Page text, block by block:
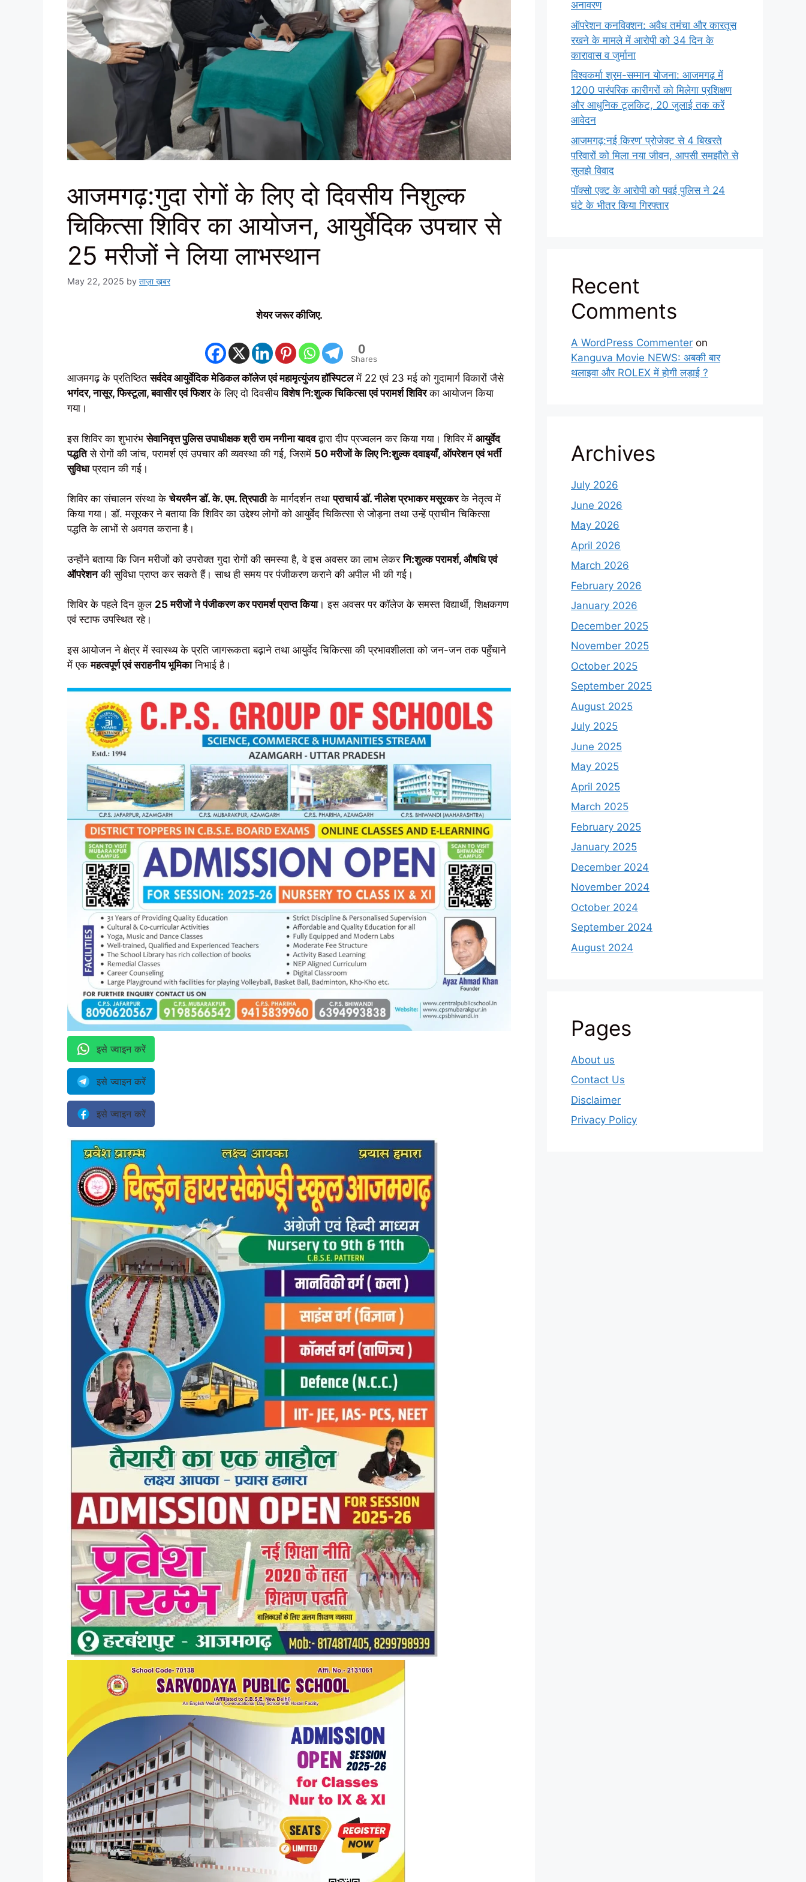
आजमगढ़:गुदा रोगों के लिए दो दिवसीय निशुल्क
चिकित्सा शिविर का आयोजन, आयुर्वेदिक उपचार से
25 मरीजों ने लिया लाभस्थान
May 22, 2025 by ताज़ा ख़बर
शेयर जरूर कीजिए.
0
Shares
आजमगढ़ के प्रतिष्ठितसर्वदेव आयुर्वेदिक मेडिकल कॉलेज एवं महामृत्युंजय हॉस्पिटलमें 22 एवं 23 मई को गुदामार्ग विकारों जैसे
भगंदर, नासूर, फिस्टूला, बवासीर एवं फिशरके लिए दो दिवसीयविशेष नि:शुल्क चिकित्सा एवं परामर्श शिविरका आयोजन किया
गया।
इस शिविर का शुभारंभसेवानिवृत्त पुलिस उपाधीक्षक श्री राम नगीना यादवद्वारा दीप प्रज्वलन कर किया गया। शिविर में आयुर्वेद
पद्धतिसे रोगों की जांच, परामर्श एवं उपचार की व्यवस्था की गई, जिसमें 50 मरीजों के लिए नि:शुल्क दवाइयाँ, ऑपरेशन एवं भर्ती
सुविधाप्रदान की गई।
शिविर का संचालन संस्था केचेयरमैन डॉ. के. एम. त्रिपाठीके मार्गदर्शन तथाप्राचार्य डॉ. नीलेश प्रभाकर मसूरकरके नेतृत्व में
किया गया। डॉ. मसूरकर ने बताया कि शिविर का उद्देश्य लोगों को आयुर्वेद चिकित्सा से जोड़ना तथा उन्हें प्राचीन चिकित्सा
पद्धति के लाभों से अवगत कराना है।
उन्होंने बताया कि जिन मरीजों को उपरोक्त गुदा रोगों की समस्या है, वे इस अवसर का लाभ लेकरनि:शुल्क परामर्श, औषधि एवं
ऑपरेशनकी सुविधा प्राप्त कर सकते हैं। साथ ही समय पर पंजीकरण कराने की अपील भी की गई।
शिविर के पहले दिन कुल 25 मरीजों ने पंजीकरण कर परामर्श प्राप्त किया। इस अवसर पर कॉलेज के समस्त विद्यार्थी, शिक्षकगण
एवं स्टाफ उपस्थित रहे।
इस आयोजन ने क्षेत्र में स्वास्थ्य के प्रति जागरूकता बढ़ाने तथा आयुर्वेद चिकित्सा की प्रभावशीलता को जन-जन तक पहुँचाने
में एकमहत्वपूर्ण एवं सराहनीय भूमिकानिभाई है।
इसे ज्वाइन करें
इसे ज्वाइन करें
इसे ज्वाइन करें
अनावरण
ऑपरेशन कनविक्शन: अवैध तमंचा और कारतूस
रखने के मामले में आरोपी को 34 दिन के
कारावास व जुर्माना
विश्वकर्मा श्रम-सम्मान योजना: आजमगढ़ में
1200 पारंपरिक कारीगरों को मिलेगा प्रशिक्षण
और आधुनिक टूलकिट, 20 जुलाई तक करें
आवेदन
आजमगढ़:नई किरण’ प्रोजेक्ट से 4 बिखरते
परिवारों को मिला नया जीवन, आपसी समझौते से
सुलझे विवाद
पॉक्सो एक्ट के आरोपी को पवई पुलिस ने 24
घंटे के भीतर किया गिरफ्तार
Recent
Comments
A WordPress Commenter on
Kanguva Movie NEWS: अबकी बार
थलाइवा और ROLEX में होगी लड़ाई ?
Archives
July 2026
June 2026
May 2026
April 2026
March 2026
February 2026
January 2026
December 2025
November 2025
October 2025
September 2025
August 2025
July 2025
June 2025
May 2025
April 2025
March 2025
February 2025
January 2025
December 2024
November 2024
October 2024
September 2024
August 2024
Pages
About us
Contact Us
Disclaimer
Privacy Policy